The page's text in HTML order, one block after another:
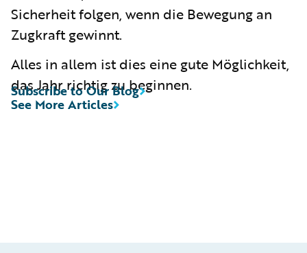
Sicherheit folgen, wenn die Bewegung an
Zugkraft gewinnt.
Alles in allem ist dies eine gute Möglichkeit,
das Jahr richtig zu beginnen.
See More Articles
Subscribe to Our Blog